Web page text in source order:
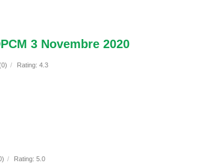
3 Novembre 2020
/ Rating: 4.3
/ Rating: 5.0